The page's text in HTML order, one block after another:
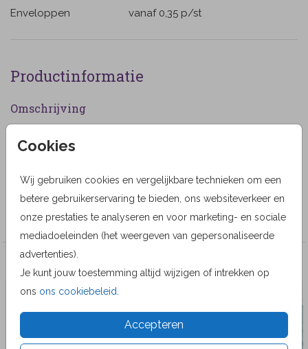
Cookies
Wij gebruiken cookies en vergelijkbare technieken om een
betere gebruikerservaring te bieden, ons websiteverkeer en
onze prestaties te analyseren en voor marketing- en sociale
mediadoeleinden (het weergeven van gepersonaliseerde
advertenties).
Je kunt jouw toestemming altijd wijzigen of intrekken op
ons ons cookiebeleid
Accepteren
Enveloppen
vanaf 0,35 p/st
Productinformatie
Omschrijving
Alma Langerak
Collectie
Veel gekozen producten